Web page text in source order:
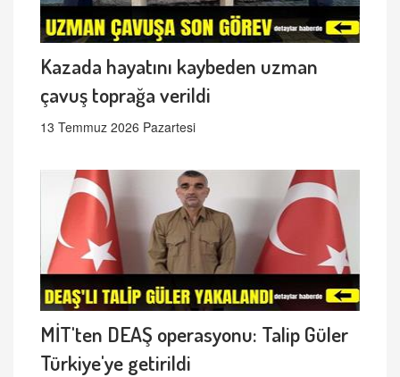
Kazada hayatını kaybeden uzman
çavuş toprağa verildi
13 Temmuz 2026 Pazartesi
MİT'ten DEAŞ operasyonu: Talip Güler
Türkiye'ye getirildi